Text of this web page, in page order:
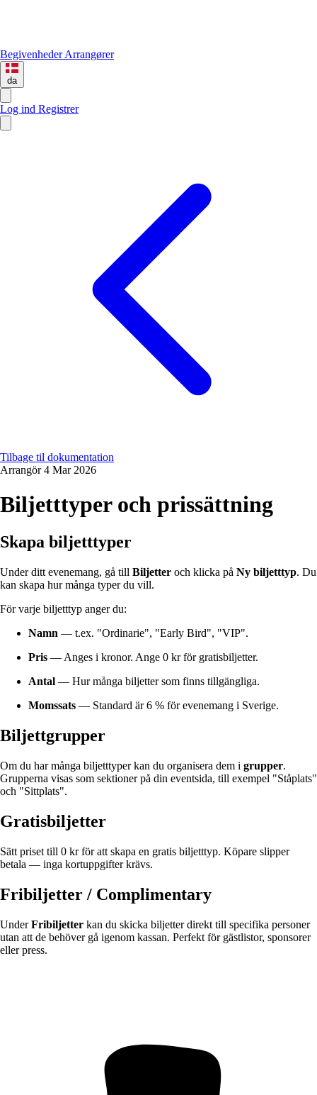
BegivenhederArrangører
da
Log ind Registrer
Tilbage til dokumentation
Arrangör 4 Mar 2026
Biljetttyper och prissättning
Skapa biljetttyper
Under ditt evenemang, gå till Biljetter och klicka på Ny biljetttyp. Du
kan skapa hur många typer du vill.
För varje biljetttyp anger du:
Namn — t.ex. "Ordinarie", "Early Bird", "VIP".
Pris — Anges i kronor. Ange 0 kr för gratisbiljetter.
Antal — Hur många biljetter som finns tillgängliga.
Momssats — Standard är 6 % för evenemang i Sverige.
Biljettgrupper
Om du har många biljetttyper kan du organisera dem i grupper.
Grupperna visas som sektioner på din eventsida, till exempel "Ståplats"
och "Sittplats".
Gratisbiljetter
Sätt priset till 0 kr för att skapa en gratis biljetttyp. Köpare slipper
betala — inga kortuppgifter krävs.
Fribiljetter / Complimentary
UnderFribiljetter kan du skicka biljetter direkt till specifika personer
utan att de behöver gå igenom kassan. Perfekt för gästlistor, sponsorer
eller press.